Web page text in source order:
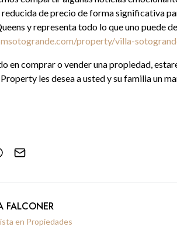
de precio de forma significativa
y representa todo lo que uno puede
property/villa-
en comprar o vender una propiedad,
les desea a usted y su familia un
FALCONER
en Propiedades